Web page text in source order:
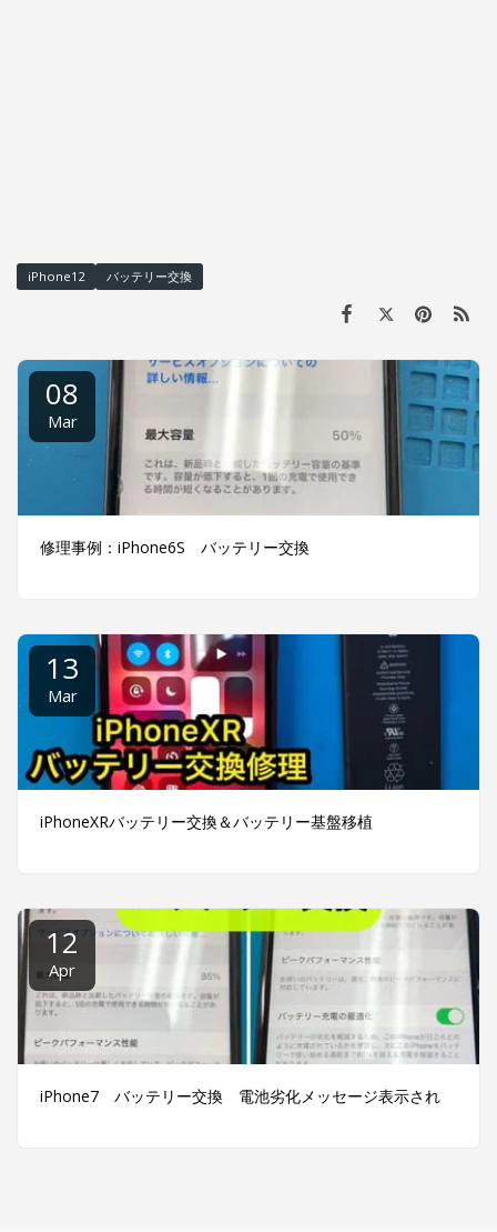
iPhone12 バッテリー交換
08
Mar
修理事例：iPhone6S バッテリー交換
13
Mar
iPhoneXRバッテリー交換＆バッテリー基盤移植
12
Apr
iPhone7 バッテリー交換 電池劣化メッセージ表示され